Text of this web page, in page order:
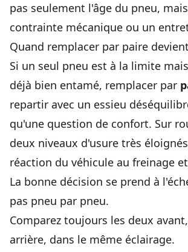
pas seulement l'âge du pneu,
contrainte mécanique ou un
Quand remplacer par paire
Si un seul pneu est à la limite
déjà bien entamé, remplacer par
repartir avec un essieu
qu'une question de confort. Sur
deux niveaux d'usure très
réaction du véhicule au freinage
La bonne décision se prend à
pas pneu par pneu.
Comparez toujours les deux
arrière, dans le même éclairage.